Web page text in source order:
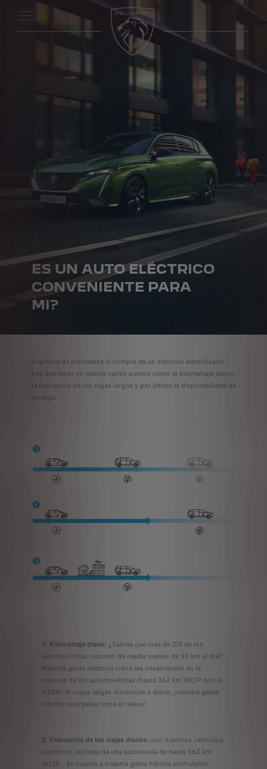
ES UN AUTO ELÉCTRICO
CONVENIENTE PARA
MI?
A la hora de plantearse la compra de un vehículo electrificado
hay que tener en cuenta varios puntos como el kilometraje diario,
la frecuencia de los viajes largos y por último la disponibilidad de
recarga.
1. Kilometraje diario: ¿Sabías que más de 2/3 de los
automovilistas recorren de media menos de 50 km al día?
Nuestra gama eléctrica cubre las necesidades de la
mayoría de los automovilistas (hasta 362 km WLTP con el
e-208). Si viajas largas distancias a diario, ¡nuestra gama
híbrida recargable toma el relevo!
2. Frecuencia de los viajes diarios: con nuestros vehículos
eléctricos, disfruta de una autonomía de hasta 362 km
WLTP. . En cuanto a nuestra gama híbrida enchufable,